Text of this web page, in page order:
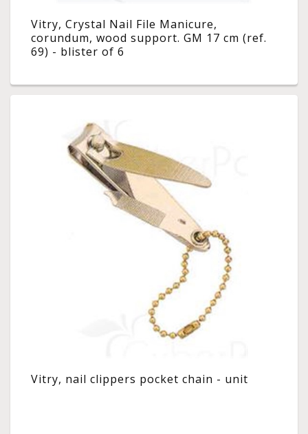
Vitry, Crystal Nail File Manicure,
corundum, wood support. GM 17 cm (ref.
69) - blister of 6
Vitry, nail clippers pocket chain - unit